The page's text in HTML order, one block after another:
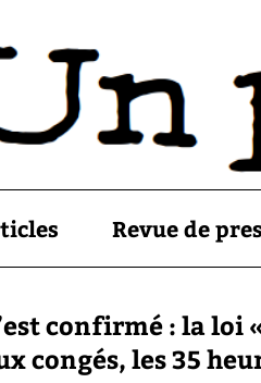
Revue de
confirmé : la loi
congés, les 35